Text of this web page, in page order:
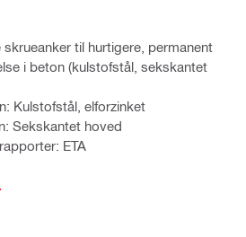
til hurtigere, permanent
i beton (kulstofstål, sekskantet
Kulstofstål, elforzinket
Sekskantet hoved
ETA